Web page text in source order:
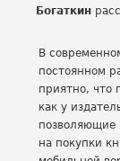
Богаткин
В
постоянном
приятно, что
как у
позволяющие
на покупки